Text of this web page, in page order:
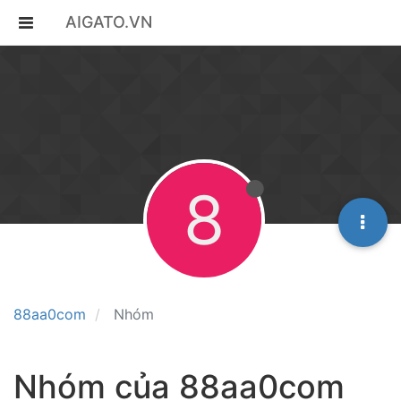
AIGATO.VN
88aa0com Nhóm
8
Nhóm của 88aa0com